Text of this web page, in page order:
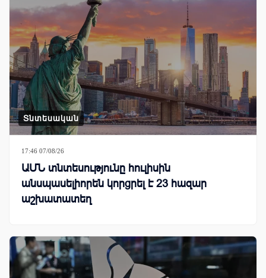
Տնտեսական
17:46 07/08/26
ԱՄՆ տնտեսությունը հուլիսին
անսպասելիորեն կորցրել է 23 հազար
աշխատատեղ